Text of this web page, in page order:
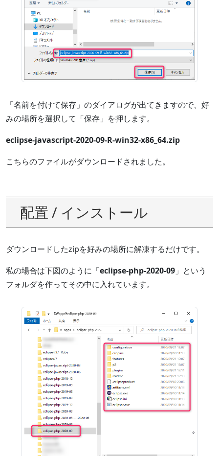
「名前を付けて保存」のダイアログが出てきますので、好
みの場所を選択して「保存」を押します。
eclipse-javascript-2020-09-R-win32-x86_64.zip
こちらのファイルがダウンロードされました。
配置 / インストール
ダウンロードしたzipを好みの場所に解凍するだけです。
私の場合は下図のように「eclipse-php-2020-09 」という
フォルダを作ってその中に入れています。